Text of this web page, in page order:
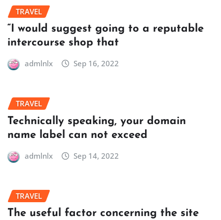
TRAVEL
“I would suggest going to a reputable
intercourse shop that
admlnlx Sep 16, 2022
TRAVEL
Technically speaking, your domain
name label can not exceed
admlnlx Sep 14, 2022
TRAVEL
The useful factor concerning the site